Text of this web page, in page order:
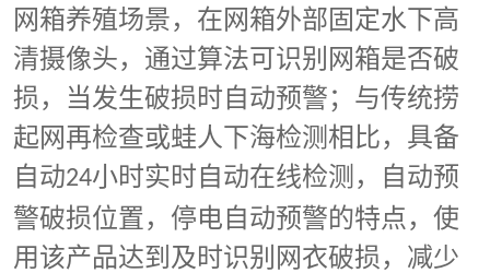
网箱养殖场景，在网箱外部固定水下高
清摄像头，通过算法可识别网箱是否破
损，当发生破损时自动预警；与传统捞
起网再检查或蛙人下海检测相比，具备
自动24小时实时自动在线检测，自动预
警破损位置，停电自动预警的特点，使
用该产品达到及时识别网衣破损，减少